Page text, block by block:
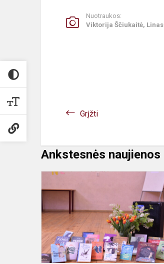
Nuotraukos:
Viktorija Ščiukaitė,
Grįžti
Ankstesnės naujienos